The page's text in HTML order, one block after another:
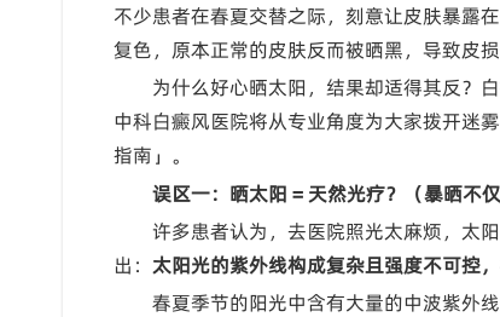
不少患者在春夏交替之际，刻意让皮肤暴露
复色，原本正常的皮肤反而被晒黑，导致皮
为什么好心晒太阳，结果却适得其反？
中科白癜风医院将从专业角度为大家拨开迷
指南」。
误区一：晒太阳 = 天然光疗？（暴晒不
许多患者认为，去医院照光太麻烦，太
出： 太阳光的紫外线构成复杂且强度不可控
春夏季节的阳光中含有大量的中波紫外